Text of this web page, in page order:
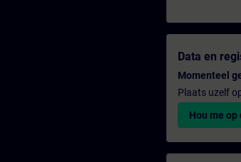
Data en
Momenteel
Plaats uzelf
Hou me op